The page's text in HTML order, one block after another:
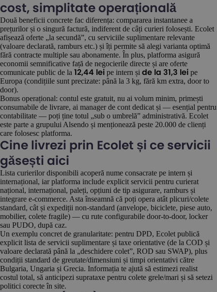
cost, simplitate operațională
Două beneficii concrete fac diferența: compararea instantanee a
prețurilor și o singură factură, indiferent de câți curieri folosești. Ecolet
afișează oferte „la secundă”, cu serviciile suplimentare relevante
(valoare declarată, ramburs etc.) și îți permite să alegi varianta optimă
fără contracte multiple sau abonamente. În plus, platforma asigură
economii semnificative față de negocierile directe și are oferte
comunicate public de la 12,44 lei pe intern și de la 31,3 lei pe
Europa (condițiile sunt precizate: până la 3 kg, fără km extra, door to
door).
Bonus operațional: contul este gratuit, nu ai volum minim, primești
consumabile de livrare, ai manager de cont dedicat și — esențial pentru
contabilitate — poți ține totul „sub o umbrelă” administrativă. Ecolet
este parte a grupului Alsendo și menționează peste 20.000 de clienți
care folosesc platforma.
Cine livrezi prin Ecolet și ce servicii
găsești aici
Lista curierilor disponibili acoperă nume consacrate pe intern și
internațional, iar platforma include explicit servicii pentru curierat
național, internațional, paleți, opțiuni de tip asigurare, ramburs și
integrare e-commerce. Asta înseamnă că poți opera atât plicuri/colete
standard, cât și expediții non-standard (anvelope, biciclete, piese auto,
mobilier, colete fragile) — cu rute configurabile door-to-door, locker
sau PUDO, după caz.
Un exemplu concret de granularitate: pentru DPD, Ecolet publică
explicit lista de servicii suplimentare și taxe orientative (de la COD și
valoare declarată până la „deschidere colet”, ROD sau SWAP), plus
condiții standard de greutate/dimensiuni și timpi orientativi către
Bulgaria, Ungaria și Grecia. Informația te ajută să estimezi realist
costul total, să anticipezi suprataxe pentru colete grele/mari și să setezi
politici corecte în site.